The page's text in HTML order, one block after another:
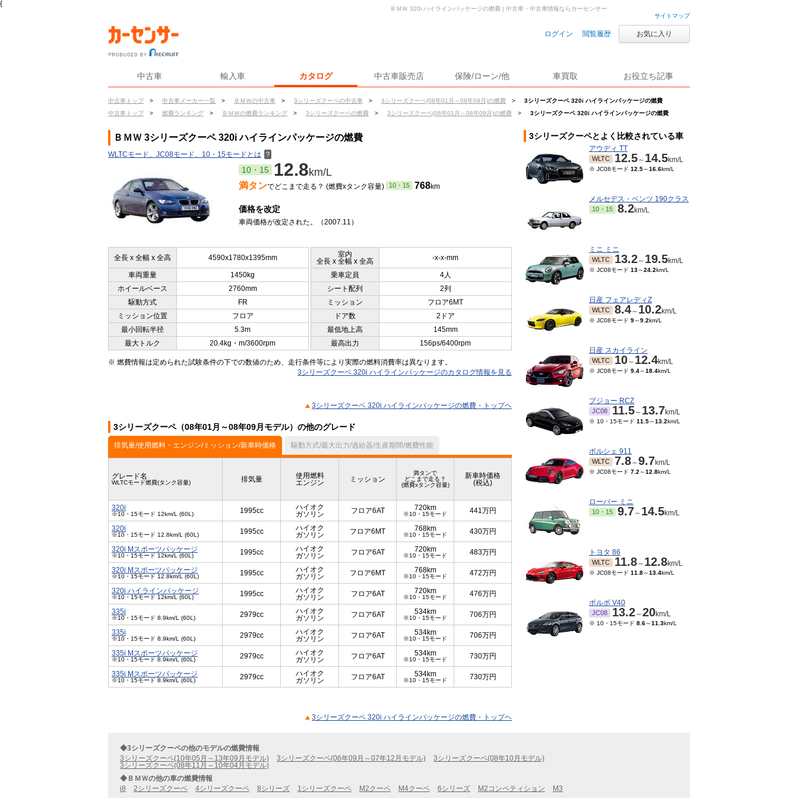
{
サイトマップ
ログイン 閲覧履歴 お気に入り
中古車 輸入車 カタログ 中古車販売店 保険/ローン/他 車買取 お役立ち記事
中古車トップ > 中古車メーカー一覧 > ＢＭＷの中古車 > 3シリーズクーペの中古車 > 3シリーズクーペ(08年01月～08年09月)の燃費 >
3シリーズクーペ 320i ハイラインパッケージの燃費
中古車トップ
> 燃費ランキング > ＢＭＷの燃費ランキング > 3シリーズクーペの燃費 > 3シリーズクーペ(08年01月～08年09月)の燃費 > 3シリーズクーペ 320i ハイラインパッケージの燃費
ＢＭＷ 320i ハイラインパッケージの燃費 | 中古車・中古車情報ならカーセンサー
ＢＭＷ 3シリーズクーペ 320i ハイラインパッケージの燃費
WLTCモード、JC08モード、10・15モードとは ？
10・15 12.8km/L
満タンでどこまで走る？ (燃費xタンク容量) 10・15 768km
価格を改定
車両価格が改定された。（2007.11）
全長 x 全幅 x 全高 4590x1780x1395mm
室内
全長 x 全幅 x 全高
-x-x-mm
車両重量 1450kg 乗車定員
4人
ホイールベース
2760mm シート配列
2列
駆動方式
FR ミッション
フロア6MT
ミッション位置
フロア ドア数
2ドア
最小回転半径
5.3m 最低地上高
145mm
最大トルク
20.4kg・m/3600rpm 最高出力 156ps/6400rpm
※ 燃費情報は定められた試験条件の下での数値のため、走行条件等により実際の燃料消費率は異なります。
3シリーズクーペ 320i ハイラインパッケージのカタログ情報を見る
3シリーズクーペ 320i ハイラインパッケージの燃費・トップヘ
3シリーズクーペ（08年01月～08年09月モデル）の他のグレード
排気量/使用燃料・エンジン/ミッション/新車時価格 駆動方式/最大出力/過給器/生産期間/燃費性能
グレード名
WLTCモード燃費(タンク容量) 排気量
使用燃料
エンジン
ミッション
満タンで
どこまで走る？
(燃費xタンク容量)
新車時価格
(税込)
320i
※10・15モード 12km/L (60L) 1995cc
ハイオク
ガソリン
フロア6AT 720km
※10・15モード 441万円
320i
※10・15モード 12.8km/L (60L) 1995cc
ハイオク
ガソリン
フロア6MT 768km
※10・15モード 430万円
320i Mスポーツパッケージ
※10・15モード 12km/L (60L) 1995cc
ハイオク
ガソリン
フロア6AT 720km
※10・15モード 483万円
320i Mスポーツパッケージ
※10・15モード 12.8km/L (60L) 1995cc
ハイオク
ガソリン
フロア6MT 768km
※10・15モード 472万円
320i ハイラインパッケージ
※10・15モード 12km/L (60L) 1995cc
ハイオク
ガソリン
フロア6AT 720km
※10・15モード 476万円
335i
※10・15モード 8.9km/L (60L) 2979cc
ハイオク
ガソリン
フロア6AT 534km
※10・15モード 706万円
335i
※10・15モード 8.9km/L (60L) 2979cc
ハイオク
ガソリン
フロア6AT 534km
※10・15モード 706万円
335i Mスポーツパッケージ
※10・15モード 8.9km/L (60L) 2979cc
ハイオク
ガソリン
フロア6AT 534km
※10・15モード 730万円
335i Mスポーツパッケージ
※10・15モード 8.9km/L (60L) 2979cc
ハイオク
ガソリン
フロア6AT 534km
※10・15モード 730万円
3シリーズクーペ 320i ハイラインパッケージの燃費・トップヘ
3シリーズクーペとよく比較されている車
アウディ TT
WLTC 12.5～ 14.5km/L
※ JC08モード 12.5～16.6km/L
メルセデス・ベンツ 190クラス
10・15 8.2km/L
ミニ ミニ
WLTC 13.2～ 19.5km/L
※ JC08モード 13～24.2km/L
日産 フェアレディZ
WLTC 8.4～ 10.2km/L
※ JC08モード 9～9.2km/L
日産 スカイライン
WLTC 10～ 12.4km/L
※ JC08モード 9.4～18.4km/L
プジョー RCZ
JC08 11.5～ 13.7km/L
※ 10・15モード 11.5～13.2km/L
ポルシェ 911
WLTC 7.8～9.7km/L
※ JC08モード 7.2 ～12.8km/L
ローバー ミニ
10・15 9.7～ 14.5km/L
トヨタ 86
WLTC 11.8～ 12.8km/L
※ JC08モード 11.8～13.4km/L
ボルボ V40
JC08 13.2～20km/L
※ 10・15モード 8.6～11.3km/L
◆3シリーズクーペの他のモデルの燃費情報
3シリーズクーペ(10年05月～13年09月モデル)
3シリーズクーペ(06年09月～07年12月モデル)
3シリーズクーペ(08年10月モデル)
3シリーズクーペ(08年11月～10年04月モデル)
◆ＢＭＷの他の車の燃費情報
i8
2シリーズクーペ 4シリーズクーペ 8シリーズ 1シリーズクーペ M2クーペ M4クーペ 6シリーズ M2コンペティション M3